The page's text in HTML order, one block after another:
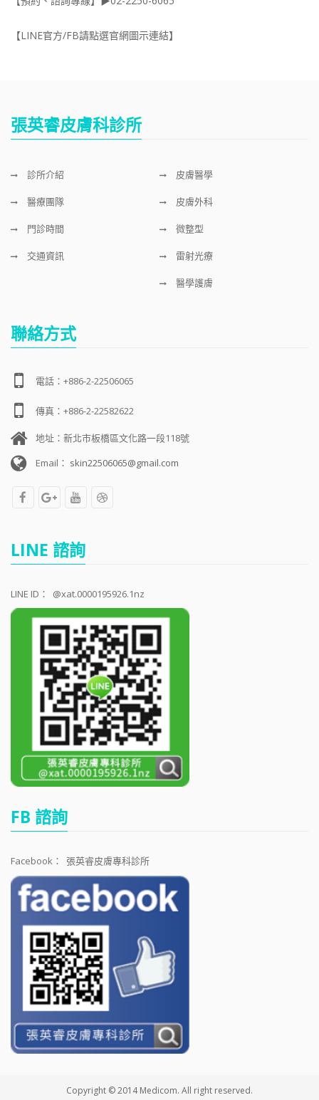
【LINE官方/FB請點選官網圖示連結】
張英睿皮膚科診所
診所介紹 皮膚醫學
醫療團隊 皮膚外科
門診時間 微整型
交通資訊 雷射光療
醫學護膚
聯絡方式
電話：+886-2-22506065
傳真：+886-2-22582622
地址：新北市板橋區文化路一段118號
Email： skin22506065@gmail.com
LINE 諮詢
LINE ID： @xat.0000195926.1nz
FB 諮詢
Facebook： 張英睿皮膚專科診所
Copyright © 2014 Medicom. All right reserved.